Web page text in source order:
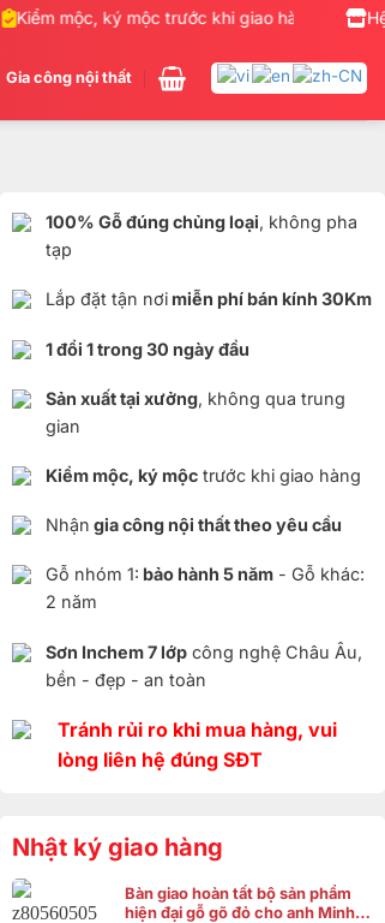
Kiểm mộc, ký mộc trước khi giao hàng
Gia công nội thất
100% Gỗ đúng chủng loại, không pha
tạp
Lắp đặt tận nơimiễn phí bán kính 30Km
1 đổi 1 trong 30 ngày đầu
Sản xuất tại xưởng, không qua trung
gian
Kiểm mộc, ký mộctrước khi giao hàng
Nhận gia công nội thất theo yêu cầu
Gỗ nhóm 1: bảo hành 5 năm- Gỗ khác:
2 năm
Sơn Inchem 7 lớpcông nghệ Châu Âu,
bền - đẹp - an toàn
Tránh rủi ro khi mua hàng, vui
lòng liên hệ đúng SĐT
Nhật ký giao hàng
Bàn giao hoàn tất bộ sản phẩm
hiện đại gỗ gõ đỏ cho anh Minh ở